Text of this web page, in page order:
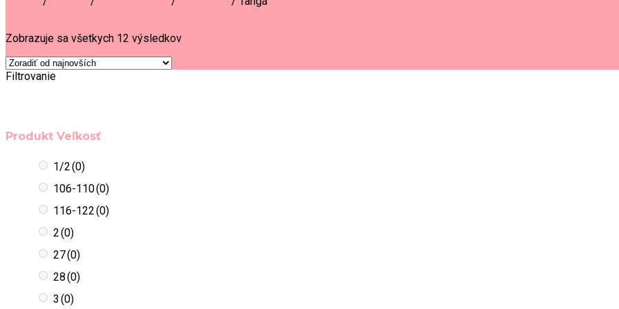
Zobrazuje sa všetkych 12 výsledkov
Filtrovanie
Produkt Veľkosť
1/2(0)
106-110(0)
116-122(0)
2(0)
27(0)
28(0)
3 (0)